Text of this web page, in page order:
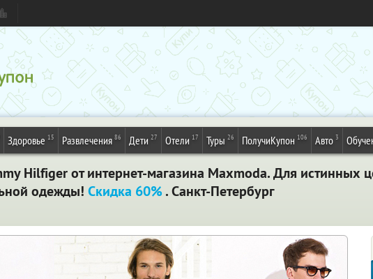
Здоровье 15 Развлечения 86 Дети 27 Отели 17 Туры 26 ПолучиКупон 106 Авто 3
Hilfiger от интернет-магазина Maxmoda. Для истинных
одежды! Скидка 60%. Санкт-Петербург